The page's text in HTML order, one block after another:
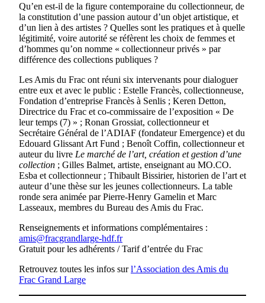
Qu’en est-il de la figure contemporaine du collectionneur, de
la constitution d’une passion autour d’un objet artistique, et
d’un lien à des artistes ? Quelles sont les pratiques et à quelle
légitimité, voire autorité se réfèrent les choix de femmes et
d’hommes qu’on nomme « collectionneur privés » par
différence des collections publiques ?
Les Amis du Frac ont réuni six intervenants pour dialoguer
entre eux et avec le public : Estelle Francès, collectionneuse,
Fondation d’entreprise Francès à Senlis ; Keren Detton,
Directrice du Frac et co-commissaire de l’exposition « De
leur temps (7) » ; Ronan Grossiat, collectionneur et
Secrétaire Général de l’ADIAF (fondateur Emergence) et du
Edouard Glissant Art Fund ; Benoît Coffin, collectionneur et
auteur du livre Le marché de l’art, création et gestion d’une
collection ; Gilles Balmet, artiste, enseignant au MO.CO.
Esba et collectionneur ; Thibault Bissirier, historien de l’art et
auteur d’une thèse sur les jeunes collectionneurs. La table
ronde sera animée par Pierre-Henry Gamelin et Marc
Lasseaux, membres du Bureau des Amis du Frac.
Renseignements et informations complémentaires :
amis@fracgrandlarge-hdf.fr
Gratuit pour les adhérents / Tarif d’entrée du Frac
Retrouvez toutes les infos surl’Association des Amis du
Frac Grand Large